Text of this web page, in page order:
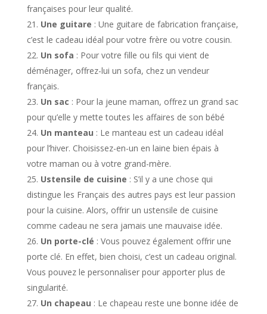
françaises pour leur qualité.
Une guitare : Une guitare de fabrication française,
c’est le cadeau idéal pour votre frère ou votre cousin.
Un sofa : Pour votre fille ou fils qui vient de
déménager, offrez-lui un sofa, chez un vendeur
français.
Un sac : Pour la jeune maman, offrez un grand sac
pour qu’elle y mette toutes les affaires de son bébé
Un manteau : Le manteau est un cadeau idéal
pour l’hiver. Choisissez-en-un en laine bien épais à
votre maman ou à votre grand-mère.
Ustensile de cuisine : S’il y a une chose qui
distingue les Français des autres pays est leur passion
pour la cuisine. Alors, offrir un ustensile de cuisine
comme cadeau ne sera jamais une mauvaise idée.
Un porte-clé : Vous pouvez également offrir une
porte clé. En effet, bien choisi, c’est un cadeau original.
Vous pouvez le personnaliser pour apporter plus de
singularité.
Un chapeau : Le chapeau reste une bonne idée de